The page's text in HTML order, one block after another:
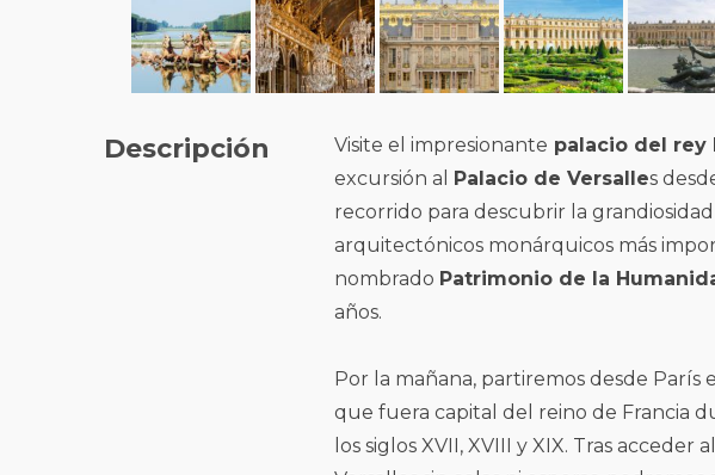
Descripción Visite el impresionante palacio del rey
excursión al Palacio de Versalles
recorrido para descubrir la
arquitectónicos monárquicos más
nombrado Patrimonio de la
años.
Por la mañana, partiremos desde París
que fuera capital del reino de Francia
los siglos XVII, XVIII y XIX. Tras acceder